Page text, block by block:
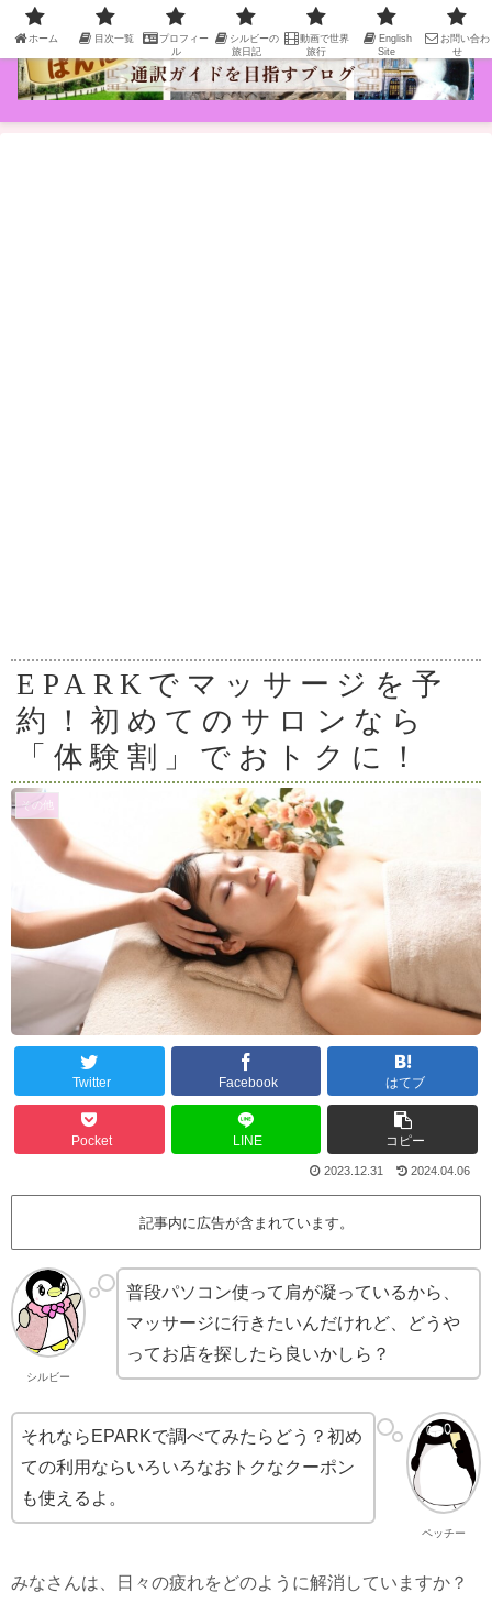
EPARKでマッサージを予
約！初めてのサロンなら
「体験割」でおトクに！
その他
Twitter Facebook はてブ
Pocket LINE コピー
2023.12.31 2024.04.06
記事内に広告が含まれています。
シルビー
普段パソコン使って肩が凝っているから、
マッサージに行きたいんだけれど、どうや
ってお店を探したら良いかしら？
ペッチー
それならEPARKで調べてみたらどう？初め
ての利用ならいろいろなおトクなクーポン
も使えるよ。
みなさんは、日々の疲れをどのように解消していますか？
ホーム 目次一覧
プロフィー
ル
シルビーの
旅日記
動画で世界
旅行
English
Site
お問い合わ
せ